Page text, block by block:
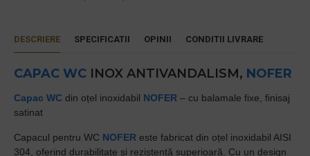
DESCRIERE SPECIFICATII OPINII CONDITII LIVRARE
CAPAC WC INOX ANTIVANDALISM, NOFER
Capac WC din oțel inoxidabil NOFER – cu balamale fixe, finisaj
satinat
Capacul pentru WC NOFER este fabricat din oțel inoxidabil AISI
304, oferind durabilitate și rezistență superioară. Cu un design